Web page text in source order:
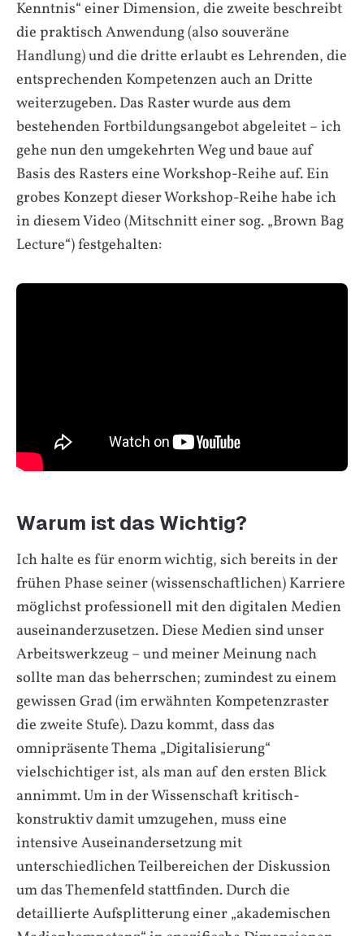
Kenntnis“ einer Dimension, die zweite beschreibt
die praktisch Anwendung (also souveräne
Handlung) und die dritte erlaubt es Lehrenden, die
entsprechenden Kompetenzen auch an Dritte
weiterzugeben. Das Raster wurde aus dem
bestehenden Fortbildungsangebot abgeleitet – ich
gehe nun den umgekehrten Weg und baue auf
Basis des Rasters eine Workshop-Reihe auf. Ein
grobes Konzept dieser Workshop-Reihe habe ich
in diesem Video (Mitschnitt einer sog. „Brown Bag
Lecture“) festgehalten:
Warum ist das Wichtig?
Ich halte es für enorm wichtig, sich bereits in der
frühen Phase seiner (wissenschaftlichen) Karriere
möglichst professionell mit den digitalen Medien
auseinanderzusetzen. Diese Medien sind unser
Arbeitswerkzeug – und meiner Meinung nach
sollte man das beherrschen; zumindest zu einem
gewissen Grad (im erwähnten Kompetenzraster
die zweite Stufe). Dazu kommt, dass das
omnipräsente Thema „Digitalisierung“
vielschichtiger ist, als man auf den ersten Blick
annimmt. Um in der Wissenschaft kritisch-
konstruktiv damit umzugehen, muss eine
intensive Auseinandersetzung mit
unterschiedlichen Teilbereichen der Diskussion
um das Themenfeld stattfinden. Durch die
detaillierte Aufsplitterung einer „akademischen